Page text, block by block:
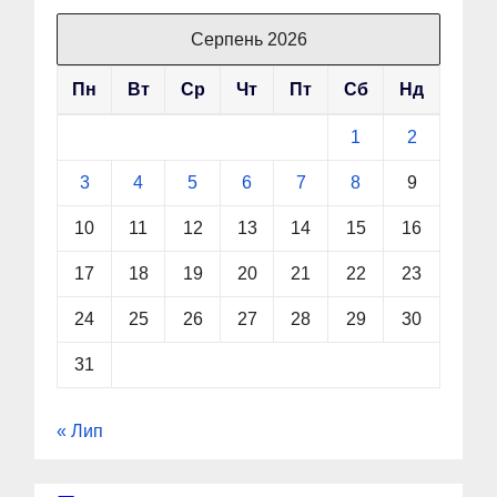
Серпень 2026
Пн Вт Ср Чт Пт Сб Нд
1 2
3 4 5 6 7 8 9
10 11 12 13 14 15 16
17 18 19 20 21 22 23
24 25 26 27 28 29 30
31
« Лип